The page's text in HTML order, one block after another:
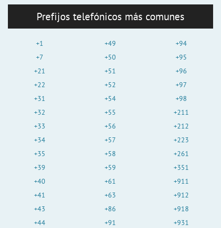
Prefijos telefónicos más comunes
+1
+7
+21
+22
+31
+32
+33
+34
+35
+39
+40
+41
+43
+44
+49
+50
+51
+52
+54
+55
+56
+57
+58
+59
+61
+63
+86
+91
+94
+95
+96
+97
+98
+211
+212
+223
+261
+351
+911
+912
+918
+931